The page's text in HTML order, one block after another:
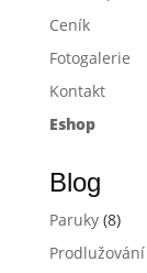
Ceník
Fotogalerie
Kontakt
Eshop
Blog
Paruky(8)